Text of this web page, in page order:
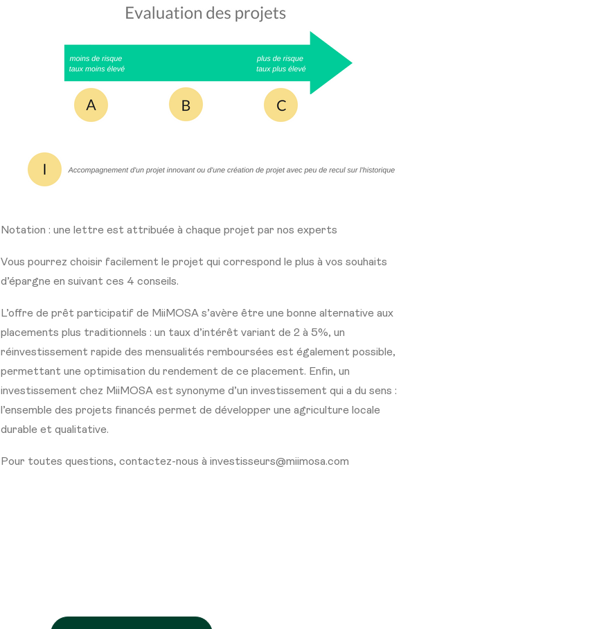
Notation : une lettre est attribuée à chaque projet par nos experts
Vous pourrez choisir facilement le projet qui correspond le plus à vos souhaits
d’épargne en suivant ces 4 conseils.
L’offre de prêt participatif de MiiMOSA s’avère être une bonne alternative aux
placements plus traditionnels : un taux d’intérêt variant de 2 à 5%, un
réinvestissement rapide des mensualités remboursées est également possible,
permettant une optimisation du rendement de ce placement. Enfin, un
investissement chez MiiMOSA est synonyme d’un investissement qui a du sens :
l’ensemble des projets financés permet de développer une agriculture locale
durable et qualitative.
Pour toutes questions, contactez-nous à investisseurs@miimosa.com